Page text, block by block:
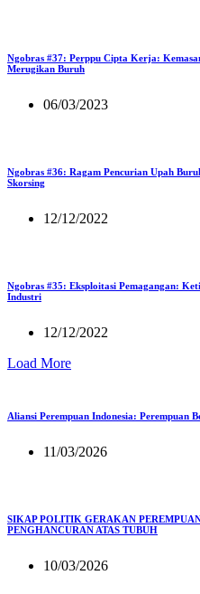
Ngobras #37: Perppu Cipta Kerja:
Merugikan Buruh
06/03/2023
Ngobras #36: Ragam Pencurian Upah
Skorsing
12/12/2022
Ngobras #35: Eksploitasi Pemagangan:
Industri
12/12/2022
Load More
Aliansi Perempuan Indonesia: Perempuan
11/03/2026
SIKAP POLITIK GERAKAN
PENGHANCURAN ATAS TUBUH
10/03/2026